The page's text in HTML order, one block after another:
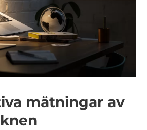
mätningar av